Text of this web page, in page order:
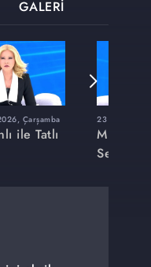
GALERİ
Çarşamba
ile Tatlı
23 Haziran
Müge
Sert